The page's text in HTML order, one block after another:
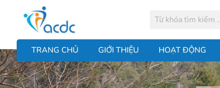
TRANG CHỦ GIỚI THIỆU HOẠT ĐỘNG